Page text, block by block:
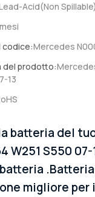
Acid(Non Spillable)
codice:Mercedes
del prodotto:
13
batteria del
W251 S550
migliore per